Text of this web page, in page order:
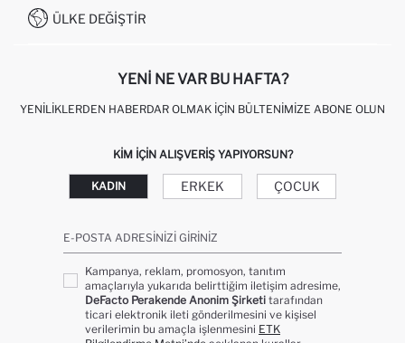
KAMPANYALAR
0850 333 22 86
ÜLKE DEĞIŞTIR
YENI NE VAR BU HAFTA?
YENILIKLERDEN HABERDAR OLMAK İÇIN BÜLTENIMIZE ABONE OLUN
KIM IÇIN ALIŞVERIŞ YAPIYORSUN?
KADIN ERKEK ÇOCUK
E-POSTA ADRESINIZI GIRINIZ
Kampanya, reklam, promosyon, tanıtım
amaçlarıyla yukarıda belirttiğim iletişim adresime,
DeFacto Perakende Anonim Şirketi tarafından
ticari elektronik ileti gönderilmesini ve kişisel
verilerimin bu amaçla işlenmesini ETK